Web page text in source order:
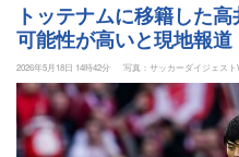
トッテナムに移籍した
可能性が高いと現地報道
2026年5月18日 14時42分 写真：サッカーダイジェスト